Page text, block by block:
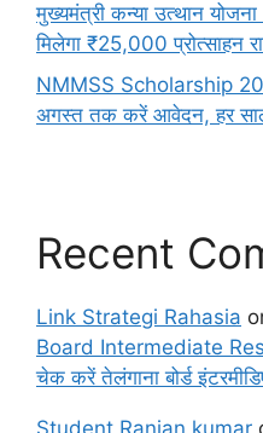
मुख्यमंत्री कन्या उत्थान
मिलेगा ₹25,000 प्रोत्साहन
NMMSS Scholarship
अगस्त तक करें आवेदन, हर साल
Recent
Link Strategi Rahasia
Board Intermediate
चेक करें तेलंगाना बोर्ड
Student Ranjan kumar